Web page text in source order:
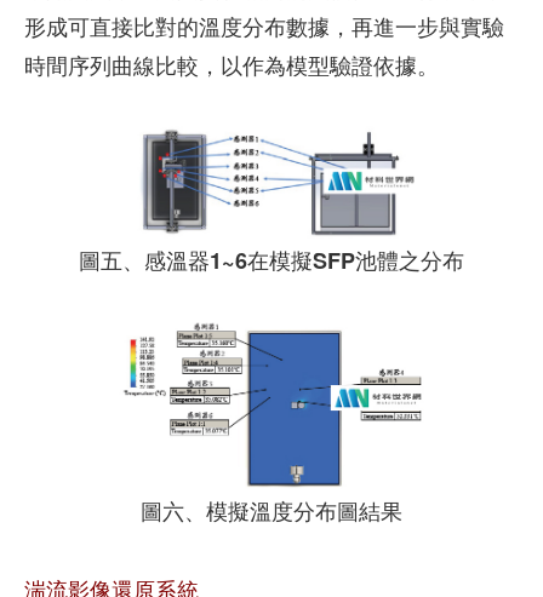
形成可直接比對的溫度分布數據，再進一步與實驗
時間序列曲線比較，以作為模型驗證依據。
圖五、感溫器1~6在模擬SFP池體之分布
圖六、模擬溫度分布圖結果
湍流影像還原系統